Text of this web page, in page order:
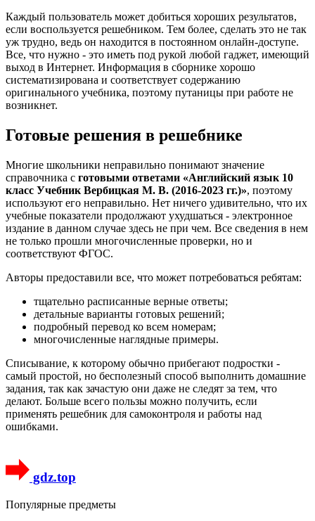
Каждый пользователь может добиться хороших результатов,
если воспользуется решебником. Тем более, сделать это не так
уж трудно, ведь он находится в постоянном онлайн-доступе.
Все, что нужно - это иметь под рукой любой гаджет, имеющий
выход в Интернет. Информация в сборнике хорошо
систематизирована и соответствует содержанию
оригинального учебника, поэтому путаницы при работе не
возникнет.
Готовые решения в решебнике
Многие школьники неправильно понимают значение
справочника с готовыми ответами «Английский язык 10
класс Учебник Вербицкая М. В. (2016-2023 гг.)», поэтому
используют его неправильно. Нет ничего удивительно, что их
учебные показатели продолжают ухудшаться - электронное
издание в данном случае здесь не при чем. Все сведения в нем
не только прошли многочисленные проверки, но и
соответствуют ФГОС.
Авторы предоставили все, что может потребоваться ребятам:
тщательно расписанные верные ответы;
детальные варианты готовых решений;
подробный перевод ко всем номерам;
многочисленные наглядные примеры.
Списывание, к которому обычно прибегают подростки -
самый простой, но бесполезный способ выполнить домашние
задания, так как зачастую они даже не следят за тем, что
делают. Больше всего пользы можно получить, если
применять решебник для самоконтроля и работы над
ошибками.
gdz.top
Популярные предметы